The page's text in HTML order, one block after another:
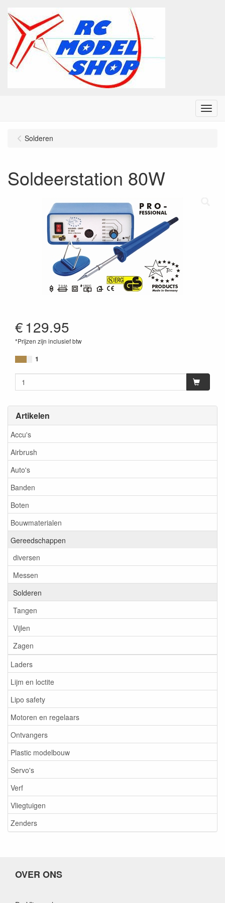
Menu
Artikelen
Accu's
Airbrush
Auto's
Banden
Boten
Bouwmaterialen
Gereedschappen
diversen
Messen
Solderen
Tangen
Vijlen
Zagen
Laders
Lijm en loctite
Lipo safety
Motoren en regelaars
Ontvangers
Plastic modelbouw
Servo's
Verf
Vliegtuigen
Zenders
Solderen
Soldeerstation 80W
€129.95
*Prijzen zijn inclusief btw
1
OVER ONS